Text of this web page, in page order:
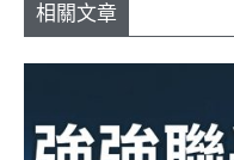
相關文章